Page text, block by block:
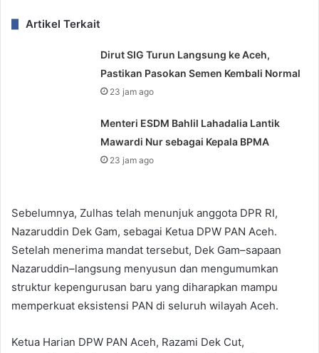
Artikel Terkait
Dirut SIG Turun Langsung ke Aceh,
Pastikan Pasokan Semen Kembali Normal
23 jam ago
Menteri ESDM Bahlil Lahadalia Lantik
Mawardi Nur sebagai Kepala BPMA
23 jam ago
Sebelumnya, Zulhas telah menunjuk anggota DPR RI,
Nazaruddin Dek Gam, sebagai Ketua DPW PAN Aceh.
Setelah menerima mandat tersebut, Dek Gam–sapaan
Nazaruddin–langsung menyusun dan mengumumkan
struktur kepengurusan baru yang diharapkan mampu
memperkuat eksistensi PAN di seluruh wilayah Aceh.
Ketua Harian DPW PAN Aceh, Razami Dek Cut,